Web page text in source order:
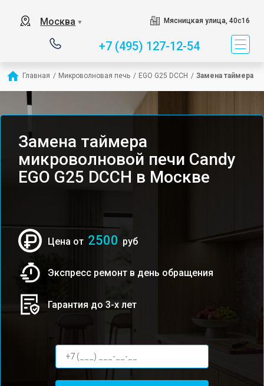
Москва ▼ Мясницкая улица, 40с16
+7 (495) 127-12-54
Главная / Микроволновая печь / EGO G25 DCCH / Замена таймера
Замена таймера
микроволновой печи Candy
EGO G25 DCCH в Москве
Цена от 2500 руб
Экспресс ремонт в день обращения
Гарантия до 3-х лет